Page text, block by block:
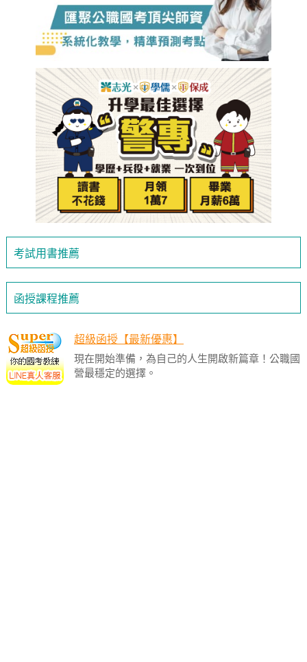
考試用書推薦
函授課程推薦
超級函授【最新優惠】
現在開始準備，為自己的人生開啟新篇章！公職國
營最穩定的選擇。